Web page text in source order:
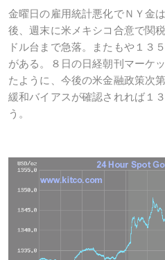
金曜日の雇用統計悪化でＮＹ金
後、週末に米メキシコ合意で関
ドル台まで急落。またもや１３
がある。８日の日経朝刊マーケ
たように、今後の米金融政策次
緩和バイアスが確認されれば１
う。